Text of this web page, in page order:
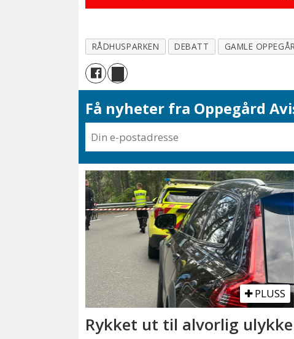
RÅDHUSPARKEN DEBATT GAMLE
Få nyheter fra Oppegård
PLUSS
Rykket ut til alvorlig ulykke